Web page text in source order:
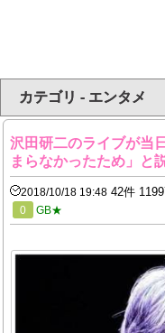
カテゴリ - エンタメ
沢田研二のライブが当
まらなかったため」と
2018/10/18 19:48 42件
0 GB★